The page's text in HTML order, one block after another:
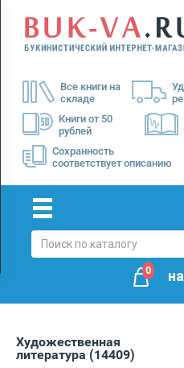
Все книги на
складе
Книги от 50
рублей
Сохранность
соответствует описанию
Menu
Доставка
Оплата
0 на
Художественная
литература (14409)